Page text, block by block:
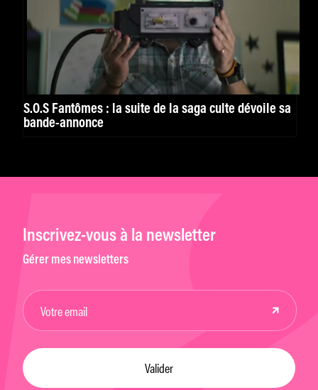
S.O.S Fantômes : la suite de la saga culte dévoile sa
bande-annonce
Inscrivez-vous à la newsletter
Gérer mes newsletters